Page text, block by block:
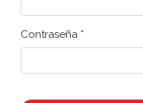
Contraseña *